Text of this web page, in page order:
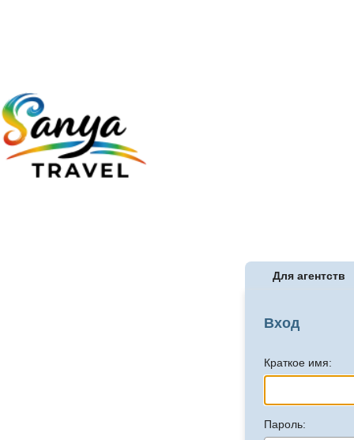
Для агентств
Вход
Краткое имя:
Пароль: